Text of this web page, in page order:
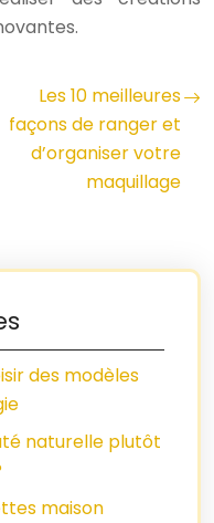
Les 10 meilleures
façons de ranger et
d’organiser votre
maquillage
des modèles
naturelle plutôt
maison